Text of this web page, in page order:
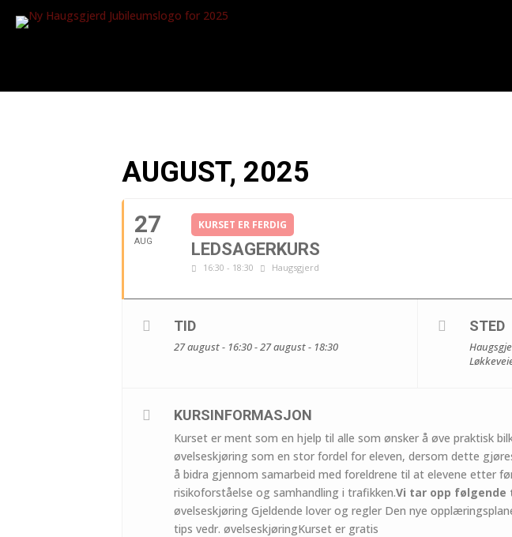
AUGUST, 2025
27
AUG
KURSET ER FERDIG
LEDSAGERKURS
16:30 - 18:30 Haugsgjerd
TID
27 august - 16:30 - 27 august - 18:30
STED
KURSINFORMASJON
Kurset er ment som en hjelp til alle som ønsker å øve praktisk
øvelseskjøring som en stor fordel for eleven, dersom dette
å bidra gjennom samarbeid med foreldrene til at elevene etter
risikoforståelse og samhandling i trafikken.Vi tar opp følgende
øvelseskjøring Gjeldende lover og regler Den nye
tips vedr. øvelseskjøringKurset er gratis